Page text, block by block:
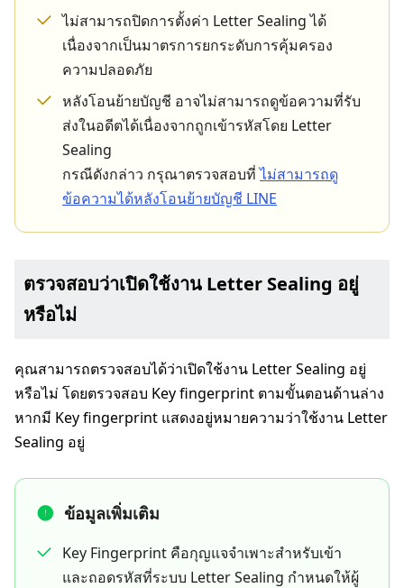
ไม่สามารถปิดการตั้งค่า Letter Sealing ได้
เนื่องจากเป็นมาตรการยกระดับการคุ้มครอง
ความปลอดภัย
หลังโอนย้ายบัญชี อาจไม่สามารถดูข้อความที่รับ
ส่งในอดีตได้เนื่องจากถูกเข้ารหัสโดย Letter
Sealing
กรณีดังกล่าว กรุณาตรวจสอบที่ไม่สามารถดู
ข้อความได้หลังโอนย้ายบัญชี LINE
ตรวจสอบว่าเปิดใช้งาน Letter Sealing อยู่
หรือไม่
คุณสามารถตรวจสอบได้ว่าเปิดใช้งาน Letter Sealing อยู่
หรือไม่ โดยตรวจสอบ Key fingerprint ตามขั้นตอนด้านล่าง
หากมี Key fingerprint แสดงอยู่หมายความว่าใช้งาน Letter
Sealing อยู่
ข้อมูลเพิ่มเติม
Key Fingerprint คือกุญแจจำเพาะสำหรับเข้า
และถอดรหัสที่ระบบ Letter Sealing กำหนดให้ผู้